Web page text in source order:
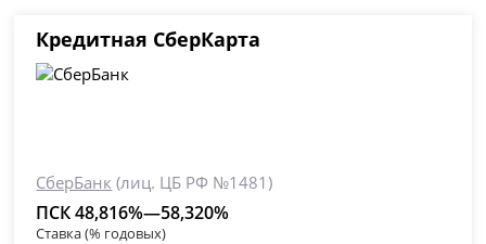
Кредитная СберКарта
СберБанк (лиц. ЦБ РФ №1481)
ПСК 48,816%—58,320%
Ставка (% годовых)